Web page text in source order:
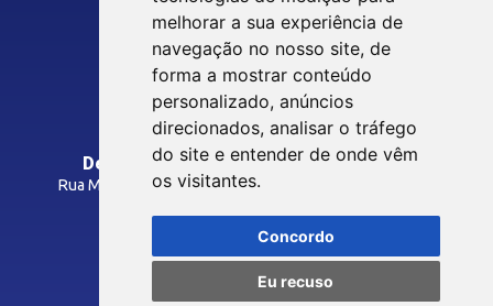
melhorar a sua experiência de
navegação no nosso site, de
forma a mostrar conteúdo
personalizado, anúncios
direcionados, analisar o tráfego
do site e entender de onde vêm
os visitantes.
Concordo
Eu recuso
Siga nossas Redes Sociais
INTRANET
Departamento Regional do SESI/PB
Rua Manoel Gonçalves Guimarães, 195 - José Pinheiro
Como Chegar